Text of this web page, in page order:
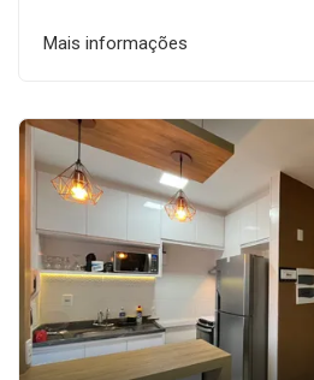
Mais informações